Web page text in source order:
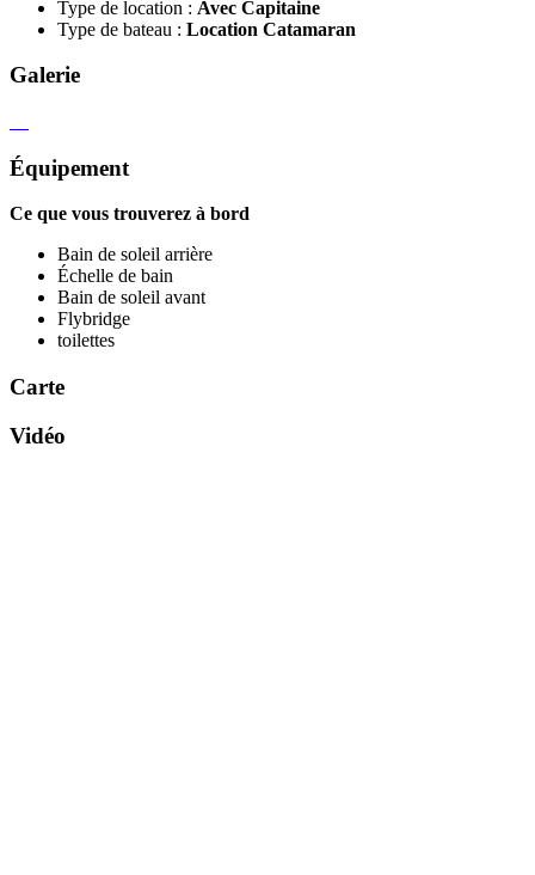
Type de location : Avec Capitaine
Type de bateau : Location Catamaran
Galerie
Équipement
Ce que vous trouverez à bord
Bain de soleil arrière
Échelle de bain
Bain de soleil avant
Flybridge
toilettes
Carte
Vidéo